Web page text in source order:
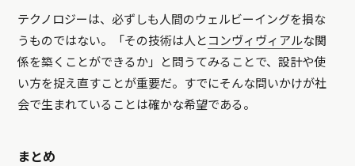
テクノロジーは、必ずしも人間のウェルビーイングを損な
うものではない。「その技術は人と コンヴィヴィアルな関
係を築くことができるか」と問うてみることで、設計や使
い方を捉え直すことが重要だ。すでにそんな問いかけが社
会で生まれていることは確かな希望である。
まとめ